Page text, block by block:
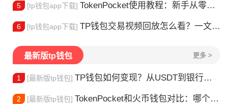
5 [tp钱包app下载] TokenPocket使用教程：新手从零学会钱包操作
6 [tp钱包app下载] TP钱包交易视频回放怎么看？一文教你轻松找回
最新版tp钱包 更多 >
1 [最新版tp钱包] TP钱包如何变现？从USDT到银行卡的完整攻略
2 [最新版tp钱包] TokenPocket和火币钱包对比：哪个更适合你？